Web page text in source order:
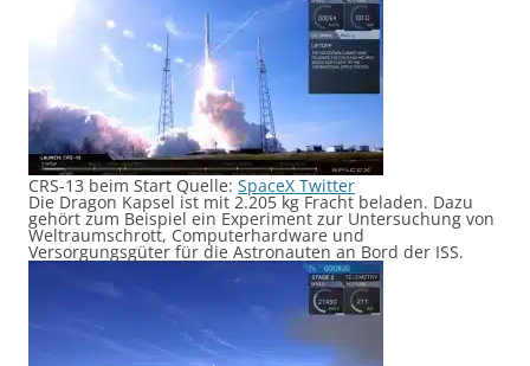
CRS-13 beim Start Quelle: SpaceX Twitter
Die Dragon Kapsel ist mit 2.205 kg Fracht beladen. Dazu
gehört zum Beispiel ein Experiment zur Untersuchung von
Weltraumschrott, Computerhardware und
Versorgungsgüter für die Astronauten an Bord der ISS.